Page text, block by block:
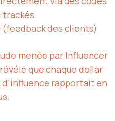
trackés
des clients)
menée par Influencer
que chaque dollar
rapportait en